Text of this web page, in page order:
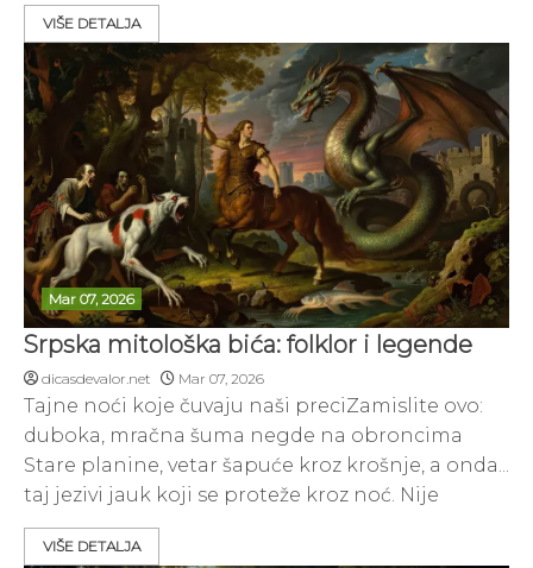
VIŠE DETALJA
Mar 07, 2026
Srpska mitološka bića: folklor i legende
dicasdevalor.net Mar 07, 2026
Tajne noći koje čuvaju naši preciZamislite ovo:
duboka, mračna šuma negde na obroncima
Stare planine, vetar šapuće kroz krošnje, a onda...
taj jezivi jauk koji se proteže kroz noć. Nije
VIŠE DETALJA